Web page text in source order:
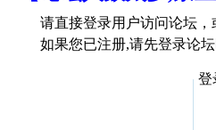
请直接登录用户访问论坛，
如果您已注册,请先登录论
登